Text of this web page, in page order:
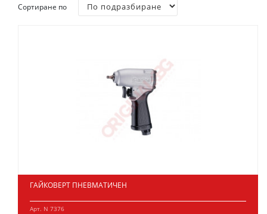
Сортиране по
ГАЙКОВЕРТ ПНЕВМАТИЧЕН
Арт. N 7376